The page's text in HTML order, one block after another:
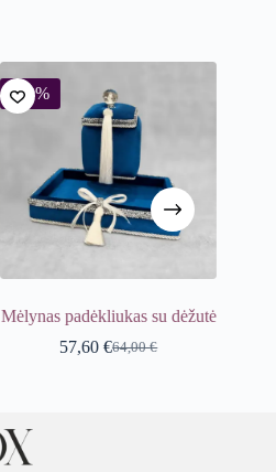
-10%
Mėlynas padėkliukas su dėžutė
64,00€
Original
57,60€Current